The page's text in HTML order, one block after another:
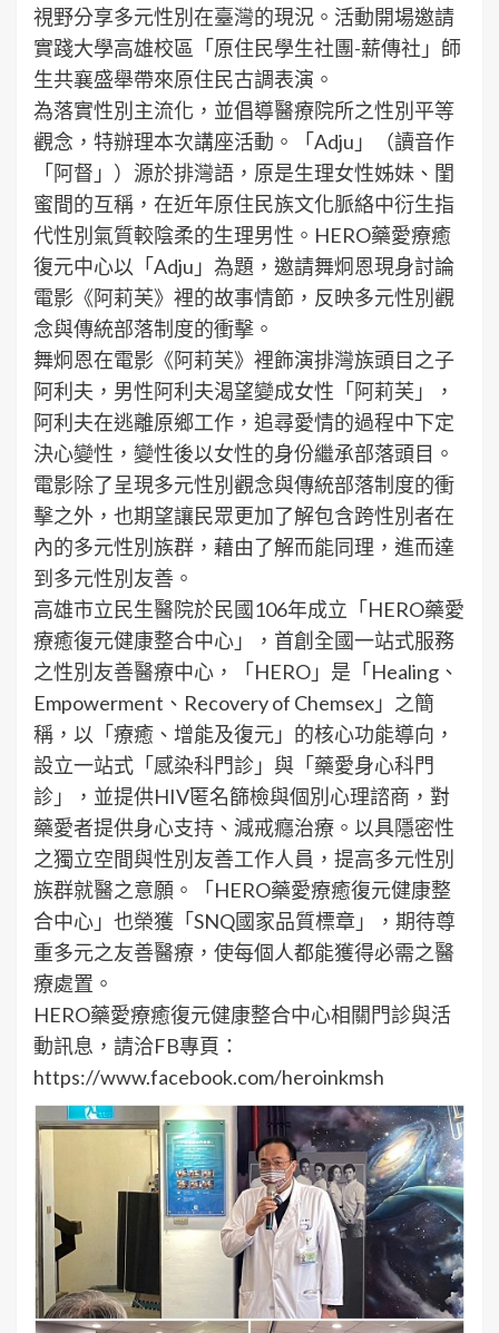
視野分享多元性別在臺灣的現況。活動開場邀請
實踐大學高雄校區「原住民學生社團-薪傳社」師
生共襄盛舉帶來原住民古調表演。
為落實性別主流化，並倡導醫療院所之性別平等
觀念，特辦理本次講座活動。「Adju」（讀音作
「阿督」）源於排灣語，原是生理女性姊妹、閨
蜜間的互稱，在近年原住民族文化脈絡中衍生指
代性別氣質較陰柔的生理男性。HERO藥愛療癒
復元中心以「Adju」為題，邀請舞炯恩現身討論
電影《阿莉芙》裡的故事情節，反映多元性別觀
念與傳統部落制度的衝擊。
舞炯恩在電影《阿莉芙》裡飾演排灣族頭目之子
阿利夫，男性阿利夫渴望變成女性「阿莉芙」，
阿利夫在逃離原鄉工作，追尋愛情的過程中下定
決心變性，變性後以女性的身份繼承部落頭目。
電影除了呈現多元性別觀念與傳統部落制度的衝
擊之外，也期望讓民眾更加了解包含跨性別者在
內的多元性別族群，藉由了解而能同理，進而達
到多元性別友善。
高雄市立民生醫院於民國106年成立「HERO藥愛
療癒復元健康整合中心」，首創全國一站式服務
之性別友善醫療中心，「HERO」是「Healing、
Empowerment、Recovery of Chemsex」之簡
稱，以「療癒、增能及復元」的核心功能導向，
設立一站式「感染科門診」與「藥愛身心科門
診」，並提供HIV匿名篩檢與個別心理諮商，對
藥愛者提供身心支持、減戒癮治療。以具隱密性
之獨立空間與性別友善工作人員，提高多元性別
族群就醫之意願。「HERO藥愛療癒復元健康整
合中心」也榮獲「SNQ國家品質標章」，期待尊
重多元之友善醫療，使每個人都能獲得必需之醫
療處置。
HERO藥愛療癒復元健康整合中心相關門診與活
動訊息，請洽FB專頁：
https://www.facebook.com/heroinkmsh